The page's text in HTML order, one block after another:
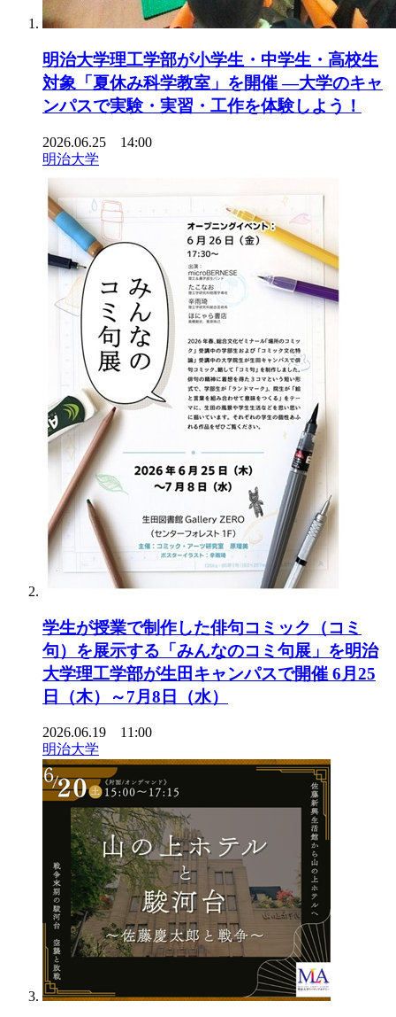
明治大学理工学部が小学生・中学生・高校生
対象「夏休み科学教室」を開催 ―大学のキャ
ンパスで実験・実習・工作を体験しよう！
2026.06.25 14:00
明治大学
学生が授業で制作した俳句コミック（コミ
句）を展示する「みんなのコミ句展」を明治
大学理工学部が生田キャンパスで開催 6月25
日（木）～7月8日（水）
2026.06.19 11:00
明治大学